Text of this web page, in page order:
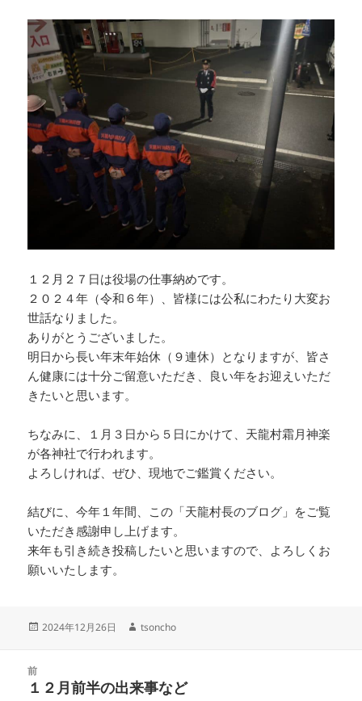
１２月２７日は役場の仕事納めです。
２０２４年（令和６年）、皆様には公私にわたり大変お
世話なりました。
ありがとうございました。
明日から長い年末年始休（９連休）となりますが、皆さ
ん健康には十分ご留意いただき、良い年をお迎えいただ
きたいと思います。
ちなみに、１月３日から５日にかけて、天龍村霜月神楽
が各神社で行われます。
よろしければ、ぜひ、現地でご鑑賞ください。
結びに、今年１年間、この「天龍村長のブログ」をご覧
いただき感謝申し上げます。
来年も引き続き投稿したいと思いますので、よろしくお
願いいたします。
投
2024年12月26日
作
tsoncho
前
前
１２月前半の出来事など